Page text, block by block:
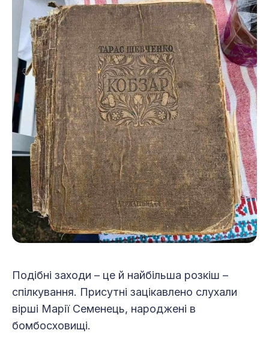
Подібні заходи – це й найбільша розкіш –
спілкування. Присутні зацікавлено слухали
вірші Марії Семенець, народжені в
бомбосховищі.